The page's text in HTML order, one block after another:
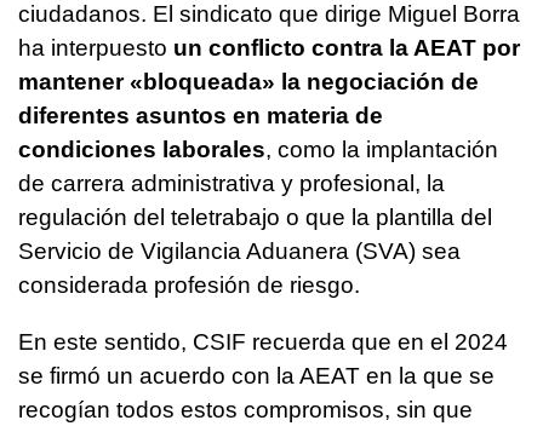
ciudadanos. El sindicato que dirige Miguel Borra
ha interpuesto un conflicto contra la AEAT por
mantener «bloqueada» la negociación de
diferentes asuntos en materia de
condiciones laborales, como la implantación
de carrera administrativa y profesional, la
regulación del teletrabajo o que la plantilla del
Servicio de Vigilancia Aduanera (SVA) sea
considerada profesión de riesgo.
En este sentido, CSIF recuerda que en el 2024
se firmó un acuerdo con la AEAT en la que se
recogían todos estos compromisos, sin que